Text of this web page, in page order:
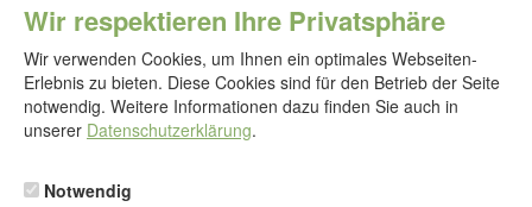
Wir respektieren Ihre Privatsphäre
Wir verwenden Cookies, um Ihnen ein optimales Webseiten-
Erlebnis zu bieten. Diese Cookies sind für den Betrieb der Seite
notwendig. Weitere Informationen dazu finden Sie auch in
unserer Datenschutzerklärung.
Notwendig
Folgen